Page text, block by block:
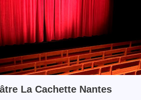
La Cachette Nantes